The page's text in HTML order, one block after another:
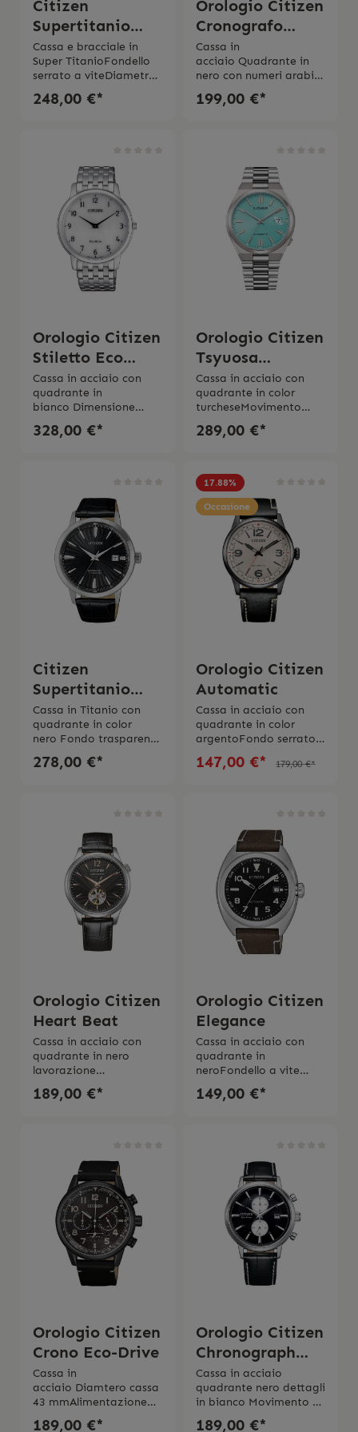
Citizen
Supertitanio
8561 blue
Cassa e bracciale in
Super TitanioFondello
serrato a viteDiametro
cassa 42 mmEco-Drive
a carica luce con riserva
l’istruzione d’uso
originale incluse
248,00 €*
Orologio Citizen
Cronografo
Aviator
Cassa in
acciaio Quadrante in
nero con numeri arabi
indici in giallo Eco-Drive
a carica luce con riserva
minerale Impermabilitá
10 bar Diametro cassa
42 mm2 anni di
garanzia
199,00 €*
Orologio Citizen
Stiletto Eco
Drive
Cassa in acciaio con
quadrante in
bianco Dimensione
cassa 39 mm Eco-Drive
a carica luce con riserva
4 bar 2 anni di
garanzia
328,00 €*
Orologio Citizen
Tsyuosa
Automatic
Cassa in acciaio con
quadrante in color
turcheseMovimento
Solotempo Riserva di
zaffiro Bracciale in
acciaioImpermeabilitá
5 bar2 anni di
garanzia Scatola e
istruzioni d'uso
originali
289,00 €*
Citizen
Supertitanio
Automatico
Cassa in Titanio con
quadrante in color
nero Fondo trasparente
vista Movimento
bar 2 anni di
garanzia Scatola e
istruzioni d'uso originali
Citizen
278,00 €*
17.88%
Occasione
Orologio Citizen
Automatic
Cassa in acciaio con
quadrante in color
argentoFondo serrato
a vite con oblò
trasparente Rotore a
pelle Impermeabilitá 10
bar 2 anni di
garanzia Scatola e
istruzioni d'uso originali
Citizen
147,00 €* 179,00 €*
Orologio Citizen
Heart Beat
Cassa in acciaio con
quadrante in nero
lavorazione
GouillochèFondello a
vite
pelle Impermeabilitá 5
bar 2 anni di
garanzia Scatola e
istruzioni d'uso originali
Citizen
189,00 €*
Orologio Citizen
Elegance
Cassa in acciaio con
quadrante in
neroFondello a vite
trasparente Diametro
cassa 42
garanzia Scatola e
istruzioni d'uso originali
Citizen
149,00 €*
Orologio Citizen
Crono Eco-Drive
Cassa in
acciaio Diamtero cassa
43 mmAlimentazione
Eco-Drive a carica luce
189,00 €*
Orologio Citizen
Chronograph
Classic
Cassa in acciaio
quadrante nero dettagli
in bianco Movimento al
189,00 €*